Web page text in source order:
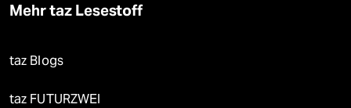
Mehr taz Lesestoff
taz Blogs
taz FUTURZWEI